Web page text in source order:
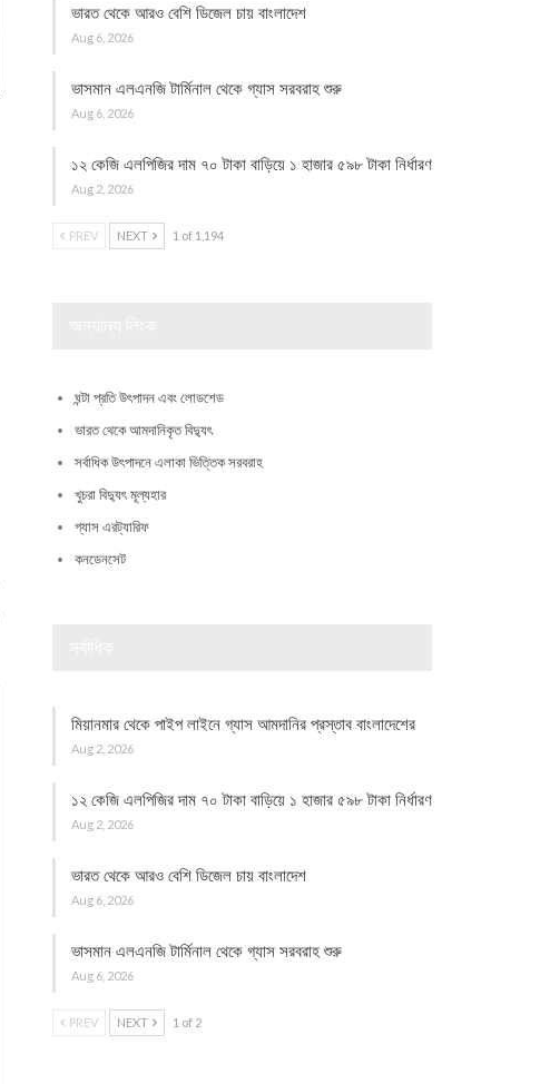
ভারত থেকে আরও বেশি ডিজেল চায় বাংলাদেশ
Aug 6, 2026
ভাসমান এলএনজি টার্মিনাল থেকে গ্যাস সরবরাহ শুরু
Aug 6, 2026
১২ কেজি এলপিজির দাম ৭০ টাকা বাড়িয়ে ১ হাজার ৫৯৮ টাকা নির্ধারণ
Aug 2, 2026
PREV NEXT 1 of 1,194
ঘন্টা প্রতি উৎপাদন এবং লোডশেড
ভারত থেকে আমদানিকৃত বিদ্যুৎ
সর্বাধিক উৎপাদনে এলাকা ভিত্তিক সরবরাহ
খুচরা বিদ্যুৎ মূল্যহার
গ্যাস এরট্যারিফ
কনডেনসেট
মিয়ানমার থেকে পাইপ লাইনে গ্যাস আমদানির প্রস্তাব বাংলাদেশের
Aug 2, 2026
১২ কেজি এলপিজির দাম ৭০ টাকা বাড়িয়ে ১ হাজার ৫৯৮ টাকা নির্ধারণ
Aug 2, 2026
ভারত থেকে আরও বেশি ডিজেল চায় বাংলাদেশ
Aug 6, 2026
ভাসমান এলএনজি টার্মিনাল থেকে গ্যাস সরবরাহ শুরু
Aug 6, 2026
PREV NEXT 1 of 2